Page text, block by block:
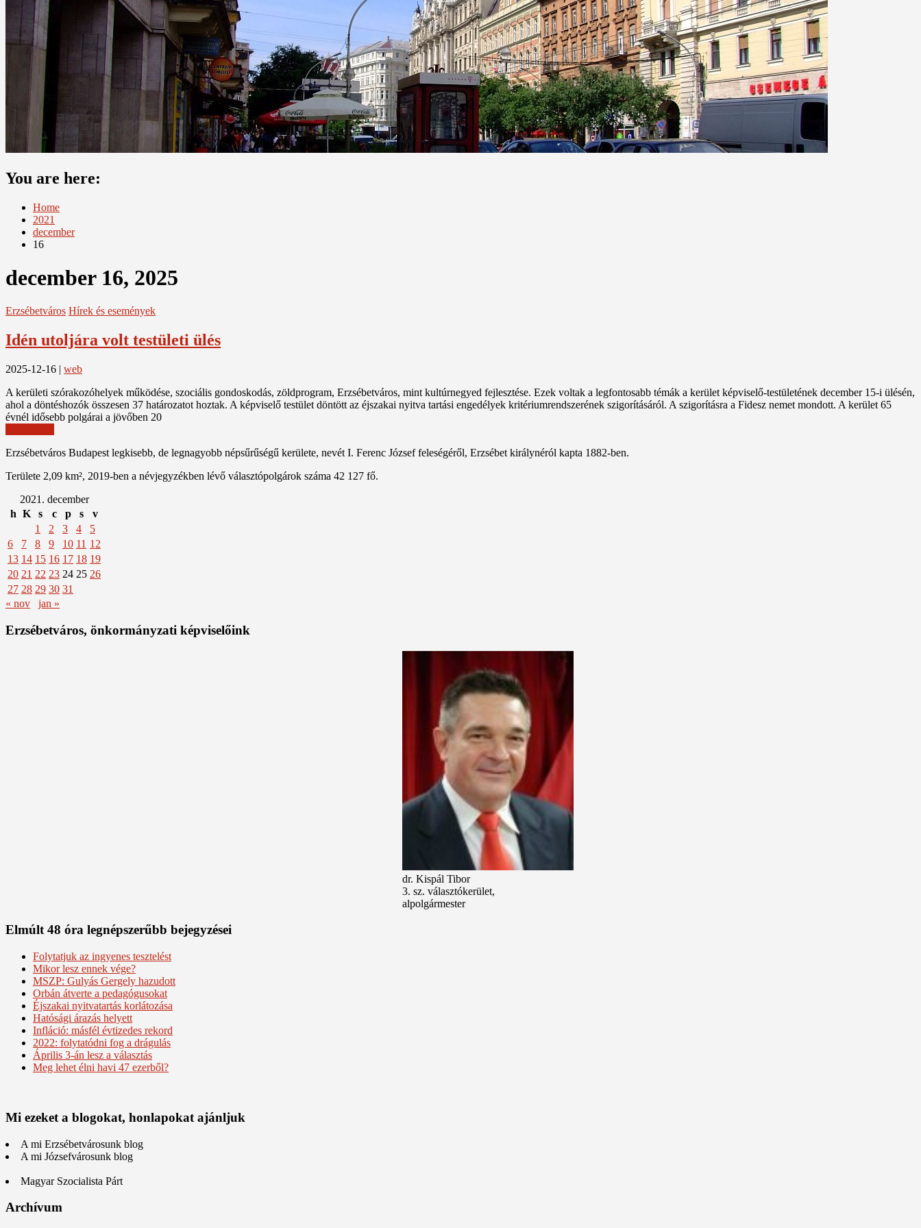
You are here:
Home
2021
december
16
december 16, 2025
Erzsébetváros Hírek és események
Idén utoljára volt testületi ülés
2025-12-16 | web
A kerületi szórakozóhelyek működése, szociális gondoskodás, zöldprogram, Erzsébetváros, mint kultúrnegyed fejlesztése. Ezek voltak a legfontosabb témák a kerület képviselő-testületének december 15-i ülésén,
ahol a döntéshozók összesen 37 határozatot hoztak. A képviselő testület döntött az éjszakai nyitva tartási engedélyek kritériumrendszerének szigorításáról. A szigorításra a Fidesz nemet mondott. A kerület 65
évnél idősebb polgárai a jövőben 20
Erzsébetváros Budapest legkisebb, de legnagyobb népsűrűségű kerülete, nevét I. Ferenc József feleségéről, Erzsébet királynéról kapta 1882-ben.
Területe 2,09 km², 2019-ben a névjegyzékben lévő választópolgárok száma 42 127 fő.
2021. december
h K s c p s
v
1
2 3 4
5
6
7 8 9 10 11 12
13 14 15 16 17 18 19
20 21 22 23 24 25 26
27 28 29 30 31
« nov
jan »
Erzsébetváros, önkormányzati képviselőink
dr. Kispál Tibor
3. sz. választókerület,
alpolgármester
Elmúlt 48 óra legnépszerűbb bejegyzései
Folytatjuk az ingyenes tesztelést
Mikor lesz ennek vége?
MSZP: Gulyás Gergely hazudott
Orbán átverte a pedagógusokat
Éjszakai nyitvatartás korlátozása
Hatósági árazás helyett
Infláció: másfél évtizedes rekord
2022: folytatódni fog a drágulás
Április 3-án lesz a választás
Meg lehet élni havi 47 ezerből?
Mi ezeket a blogokat, honlapokat ajánljuk
A mi Erzsébetvárosunk blog
A mi Józsefvárosunk blog
Magyar Szocialista Párt
Archívum